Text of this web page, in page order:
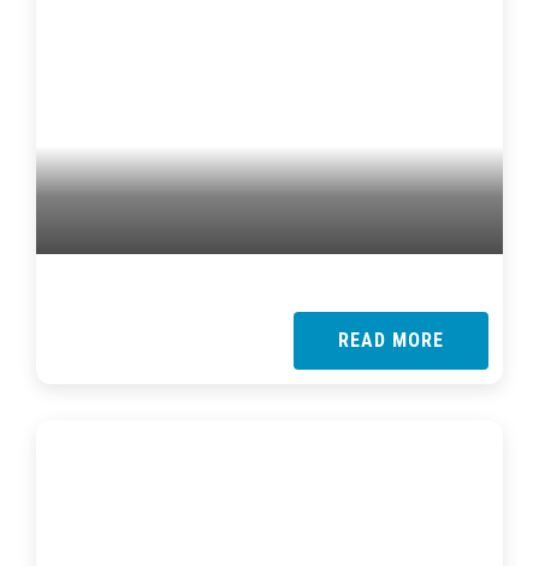
READ MORE